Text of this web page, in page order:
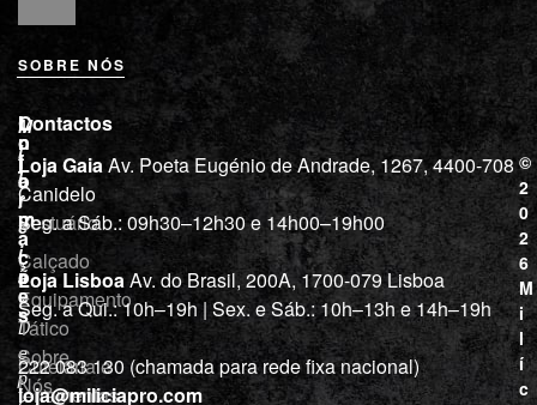
SOBRE NÓS
M
i
l
í
c
i
a
“
D
e
p
L
o
j
a
Vestuário
Calçado
Equipamento
Tático
Cutelaria e
ferramentas
I
n
f
o
r
m
a
ç
õ
e
s
Sobre
Nós
Contactos
Loja GaiaAv. Poeta Eugénio de Andrade, 1267, 4400-708
Canidelo
Seg. a Sáb.: 09h30–12h30 e 14h00–19h00
Loja LisboaAv. do Brasil, 200A, 1700-079 Lisboa
Seg. a Qui.: 10h–19h | Sex. e Sáb.: 10h–13h e 14h–19h
222 083 130 (chamada para rede fixa nacional)
loja@miliciapro.com
©
2
0
2
6
M
i
l
í
c